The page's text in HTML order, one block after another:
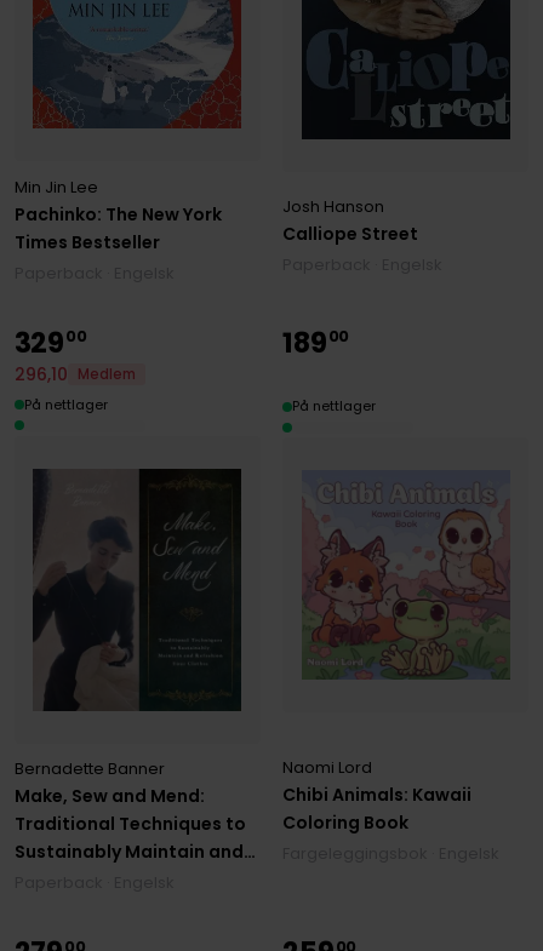
Pachinko: The New York
Times Bestseller
Min Jin Lee
Calliope Street
Josh Hanson
Make, Sew and Mend:
Traditional Techniques to
Sustainably Maintain and
Bernadette Banner
32900
296,10
Medlem
På nettlager
Chibi Animals: Kawaii
Coloring Book
Naomi Lord
18900
På nettlager
00 00